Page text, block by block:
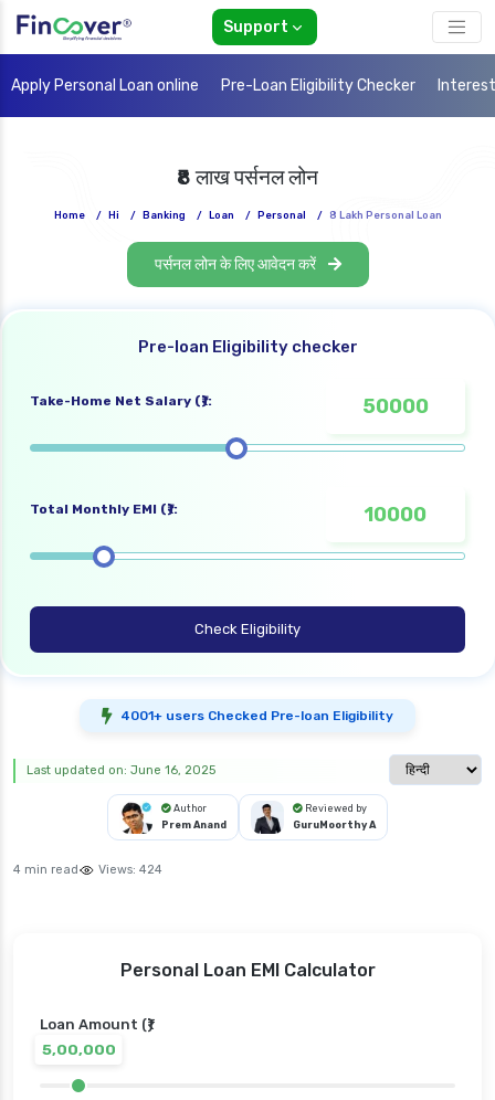
Support
Apply Personal Loan online Pre-Loan Eligibility Checker
₹8 लाख पर्सनल लोन
Home / Hi / Banking / Loan / Personal / 8 Lakh Personal Loan
पर्सनल लोन के लिए आवेदन करें
Pre-loan Eligibility checker
Take-Home Net Salary (₹):
Total Monthly EMI (₹):
Check Eligibility
4001+ users Checked Pre-loan Eligibility
Select
Last updated on: June 16, 2025
Author
Prem Anand
Reviewed by
GuruMoorthy A
4 min read Views: 424
Personal Loan EMI Calculator
Loan Amount (₹)
5,00,000